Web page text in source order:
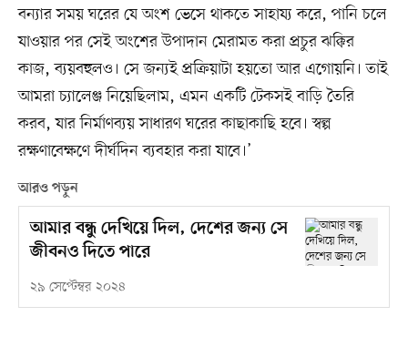
বন্যার সময় ঘরের যে অংশ ভেসে থাকতে সাহায্য করে, পানি চলে
যাওয়ার পর সেই অংশের উপাদান মেরামত করা প্রচুর ঝক্কির
কাজ, ব্যয়বহুলও। সে জন্যই প্রক্রিয়াটা হয়তো আর এগোয়নি। তাই
আমরা চ্যালেঞ্জ নিয়েছিলাম, এমন একটি টেকসই বাড়ি তৈরি
করব, যার নির্মাণব্যয় সাধারণ ঘরের কাছাকাছি হবে। স্বল্প
রক্ষণাবেক্ষণে দীর্ঘদিন ব্যবহার করা যাবে।’
আরও পড়ুন
আমার বন্ধু দেখিয়ে দিল, দেশের জন্য সে
জীবনও দিতে পারে
২৯ সেপ্টেম্বর ২০২৪